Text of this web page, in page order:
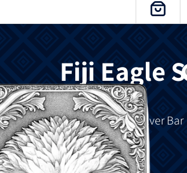
Fiji Eagle
FijiEagleSilverBar